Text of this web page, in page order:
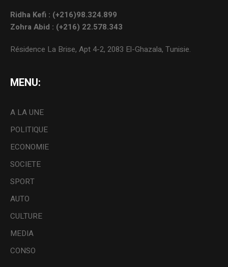
Ridha Kefi : (+216)98.324.899
Zohra Abid : (+216) 22.578.343
Résidence La Brise, Apt 4-2, 2083 El-Ghazala, Tunisie.
MENU:
A LA UNE
POLITIQUE
ECONOMIE
SOCIETE
SPORT
AUTO
CULTURE
MEDIA
CONSO